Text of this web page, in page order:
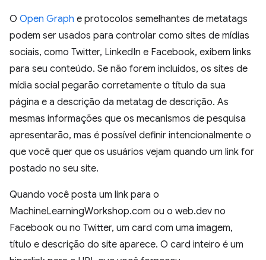
O Open Graph e protocolos semelhantes de metatags
podem ser usados para controlar como sites de mídias
sociais, como Twitter, LinkedIn e Facebook, exibem links
para seu conteúdo. Se não forem incluídos, os sites de
mídia social pegarão corretamente o título da sua
página e a descrição da metatag de descrição. As
mesmas informações que os mecanismos de pesquisa
apresentarão, mas é possível definir intencionalmente o
que você quer que os usuários vejam quando um link for
postado no seu site.
Quando você posta um link para o
MachineLearningWorkshop.com ou o web.dev no
Facebook ou no Twitter, um card com uma imagem,
título e descrição do site aparece. O card inteiro é um